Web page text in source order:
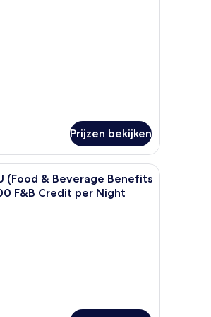
Prijzen bekijken
en decoratie, leren fauteuils, een klein
Een ronde tafel met twee borden eten, een
(Food & Beverage Benefits
F&B Credit per Night